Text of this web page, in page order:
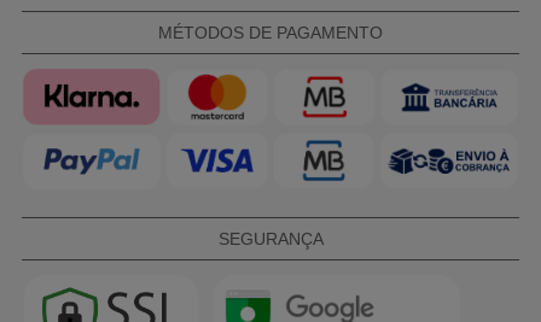
MÉTODOS DE PAGAMENTO
SEGURANÇA